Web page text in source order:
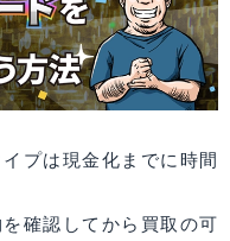
プは現金化までに時間
確認してから買取の可